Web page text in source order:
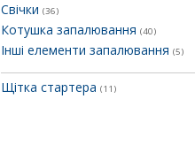
Свічки (36)
Котушка запалювання (40)
Інші елементи запалювання (5)
Щітка стартера (11)